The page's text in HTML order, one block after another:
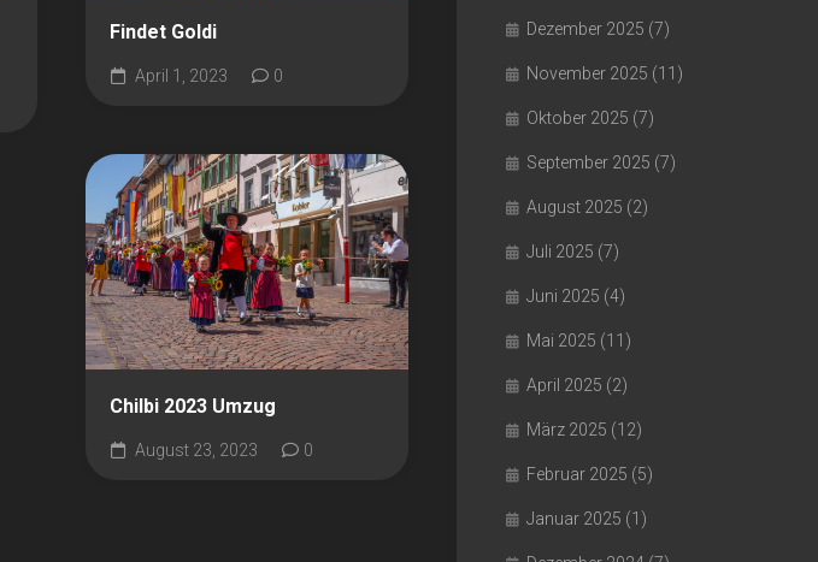
Findet Goldi
April 1, 2023 0
Chilbi 2023 Umzug
August 23, 2023 0
Dezember 2025 (7)
November 2025 (11)
Oktober 2025 (7)
September 2025 (7)
August 2025 (2)
Juli 2025 (7)
Juni 2025 (4)
Mai 2025 (11)
April 2025 (2)
März 2025 (12)
Februar 2025 (5)
Januar 2025 (1)